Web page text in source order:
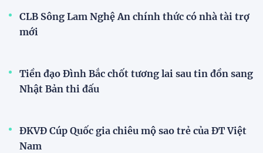
CLB Sông Lam Nghệ An chính thức có nhà tài trợ
mới
Tiền đạo Đình Bắc chốt tương lai sau tin đồn sang
Nhật Bản thi đấu
ĐKVĐ Cúp Quốc gia chiêu mộ sao trẻ của ĐT Việt
Nam